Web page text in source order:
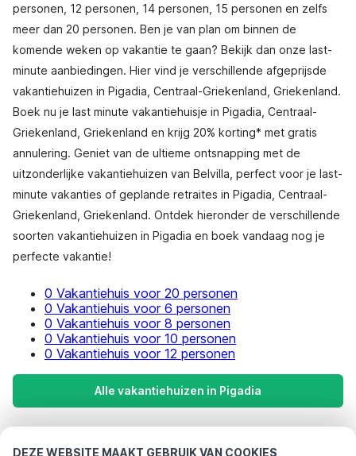
DEZE WEBSITE MAAKT GEBRUIK VAN COOKIES
personen, 12 personen, 14 personen, 15 personen en zelfs
meer dan 20 personen. Ben je van plan om binnen de
komende weken op vakantie te gaan? Bekijk dan onze last-
minute aanbiedingen. Hier vind je verschillende afgeprijsde
vakantiehuizen in Pigadia, Centraal-Griekenland, Griekenland.
Boek nu je last minute vakantiehuisje in Pigadia, Centraal-
Griekenland, Griekenland en krijg 20% korting* met gratis
annulering. Geniet van de ultieme ontsnapping met de
uitzonderlijke vakantiehuizen van Belvilla, perfect voor je last-
minute vakanties of geplande retraites in Pigadia, Centraal-
Griekenland, Griekenland. Ontdek hieronder de verschillende
soorten vakantiehuizen in Pigadia en boek vandaag nog je
perfecte vakantie!
0 Vakantiehuis voor 20 personen
0 Vakantiehuis voor 6 personen
0 Vakantiehuis voor 8 personen
0 Vakantiehuis voor 10 personen
0 Vakantiehuis voor 12 personen
Alle vakantiehuizen in Pigadia
Meest populaire bestemmingen voor